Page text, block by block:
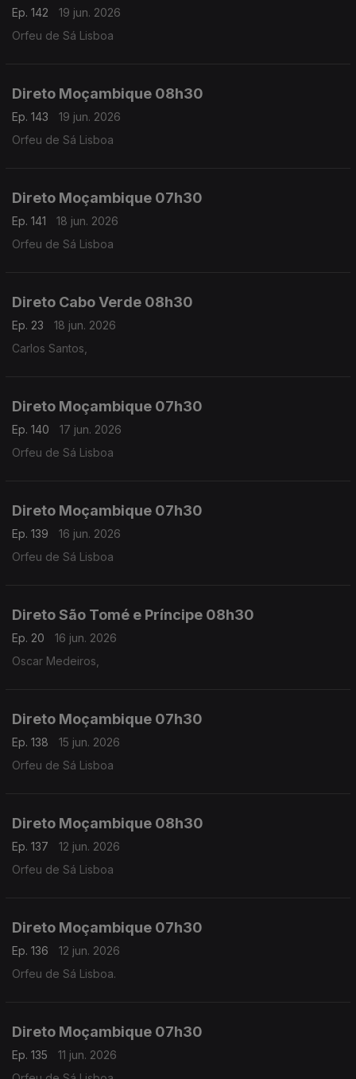
Ep. 142
19 jun. 2026
Orfeu de Sá Lisboa
Direto Moçambique 08h30
Ep. 143
19 jun. 2026
Orfeu de Sá Lisboa
Direto Moçambique 07h30
Ep. 141
18 jun. 2026
Orfeu de Sá Lisboa
Direto Cabo Verde 08h30
Ep. 23
18 jun. 2026
Carlos Santos,
Direto Moçambique 07h30
Ep. 140
17 jun. 2026
Orfeu de Sá Lisboa
Direto Moçambique 07h30
Ep. 139
16 jun. 2026
Orfeu de Sá Lisboa
Direto São Tomé e Príncipe 08h30
Ep. 20
16 jun. 2026
Oscar Medeiros,
Direto Moçambique 07h30
Ep. 138
15 jun. 2026
Orfeu de Sá Lisboa
Direto Moçambique 08h30
Ep. 137
12 jun. 2026
Orfeu de Sá Lisboa
Direto Moçambique 07h30
Ep. 136
12 jun. 2026
Orfeu de Sá Lisboa.
Direto Moçambique 07h30
Ep. 135
11 jun. 2026